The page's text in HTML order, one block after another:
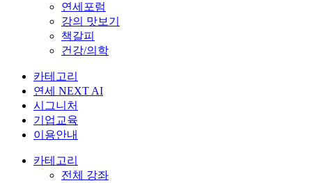
연세포럼
강의 맛보기
책갈피
건강/의학
카테고리
연세 NEXT AI
시그니처
기업교육
이용안내
카테고리
전체 강좌